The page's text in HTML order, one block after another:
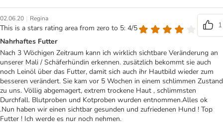
02.06.20 | Regina
This is a stars rating area from zero to 5: 4/5
1
Nahrhaftes Futter
Nach 3 Wöchigen Zeitraum kann ich wirklich sichtbare Veränderung an
unserer Mali / Schäferhündin erkennen. zusätzlich bekommt sie auch
noch Leinöl über das Futter, damit sich auch ihr Hautbild wieder zum
besseren verändert. Sie kam vor 5 Wochen in einem schlimmen Zustand
zu uns. Völlig abgemagert, extrem trockene Haut , schlimmsten
Durchfall. Blutproben und Kotproben wurden entnommen.Alles ok
.Nun haben wir einen sichtbar gesunden und zufriedenen Hund ! Top
Futter ! Ich werde es nur noch nehmen.